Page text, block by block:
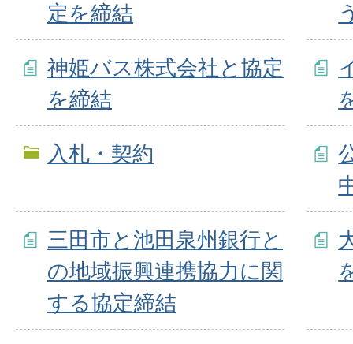
定を締結
神姫バス株式会社と協定
を締結
入札・契約
三田市と池田泉州銀行と
の地域振興連携協力に関
する協定締結